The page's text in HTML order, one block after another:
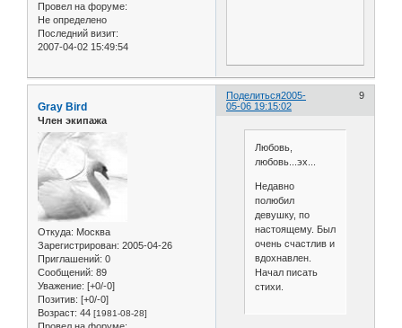
Провел на форуме:
Не определено
Последний визит:
2007-04-02 15:49:54
Поделиться 9
2005-
05-06 19:15:02
Gray Bird
Член экипажа
Откуда: Москва
Зарегистрирован: 2005-04-26
Приглашений: 0
Сообщений: 89
Уважение: [+0/-0]
Позитив: [+0/-0]
Возраст: 44 [1981-08-28]
Любовь,
любовь...эх...
Недавно
полюбил
девушку, по
настоящему. Был
очень счастлив и
вдохнавлен.
Начал писать
стихи.